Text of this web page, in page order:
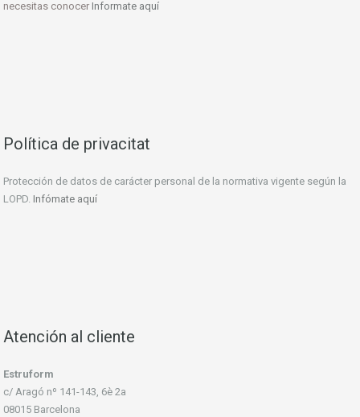
necesitas conocer Informate aquí
Política de privacitat
Protección de datos de carácter personal de la normativa vigente según la
LOPD. Infómate aquí
Atención al cliente
Estruform
c/ Aragó nº 141-143, 6è 2a
08015 Barcelona